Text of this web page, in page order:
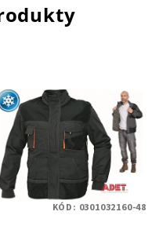
KÓD: 0301032160-48